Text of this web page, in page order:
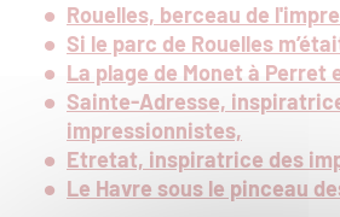
S'inscrire à la lettre
d'information
Espace Presse
Livre d'or
Rouelles, berceau de
Si le parc de Rouelles
La plage de Monet à Perret
Sainte-Adresse,
impressionnistes,
Etretat, inspiratrice des
Le Havre sous le pinceau